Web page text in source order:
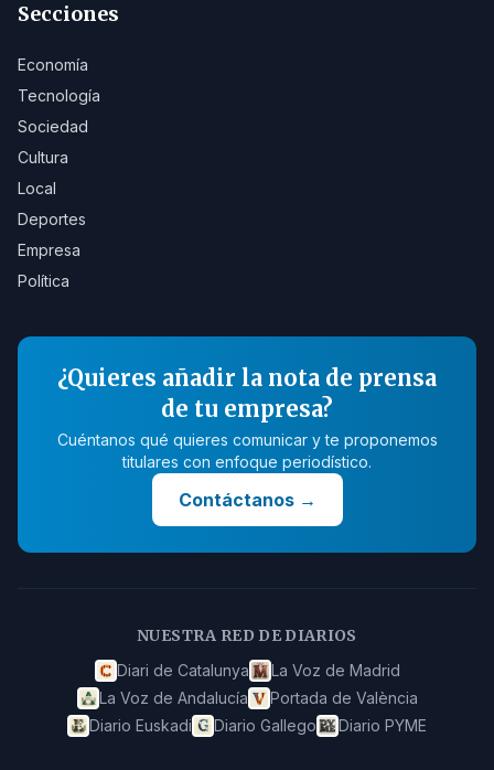
Secciones
Economía
Tecnología
Sociedad
Cultura
Local
Deportes
Empresa
Política
¿Quieres añadir la nota de prensa
de tu empresa?
Cuéntanos qué quieres comunicar y te proponemos
titulares con enfoque periodístico.
Contáctanos→
NUESTRA RED DE DIARIOS
Diari de Catalunya
La Voz de Madrid
La Voz de Andalucía
Portada de València
Diario Euskadi
Diario Gallego Diario PYME